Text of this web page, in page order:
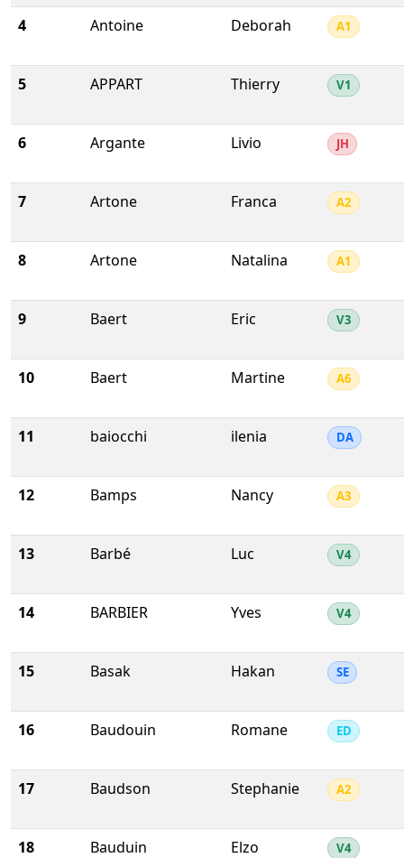
4 Antoine Deborah A1
5 APPART Thierry V1
6 Argante Livio JH
7 Artone Franca A2
8 Artone Natalina A1
9 Baert Eric V3
10 Baert Martine A6
11 baiocchi ilenia DA
12 Bamps Nancy A3
13 Barbé Luc V4
14 BARBIER Yves V4
15 Basak Hakan SE
16 Baudouin Romane ED
17 Baudson Stephanie A2
18 Bauduin Elzo V4